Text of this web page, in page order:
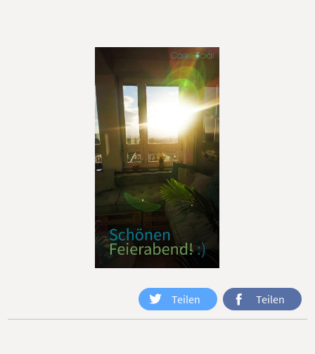
Teilen
Teilen